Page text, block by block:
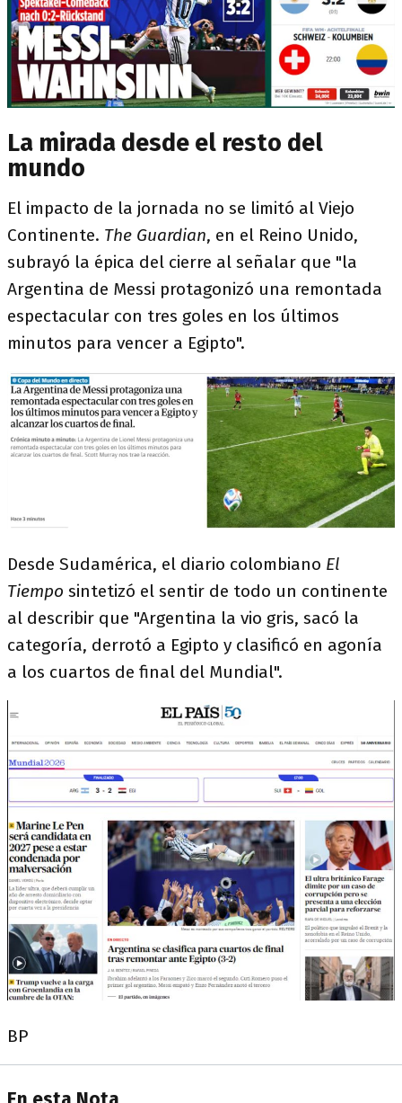
La mirada desde el resto del
mundo
El impacto de la jornada no se limitó al Viejo
Continente. The Guardian, en el Reino Unido,
subrayó la épica del cierre al señalar que "la
Argentina de Messi protagonizó una remontada
espectacular con tres goles en los últimos
minutos para vencer a Egipto".
Desde Sudamérica, el diario colombiano El
Tiempo sintetizó el sentir de todo un continente
al describir que "Argentina la vio gris, sacó la
categoría, derrotó a Egipto y clasificó en agonía
a los cuartos de final del Mundial".
BP